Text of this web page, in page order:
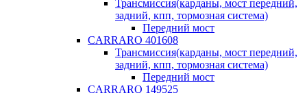
Трансмиссия(карданы, мост передний,
задний, кпп, тормозная система)
Передний мост
CARRARO 401608
Трансмиссия(карданы, мост передний,
задний, кпп, тормозная система)
Передний мост
CARRARO 149525